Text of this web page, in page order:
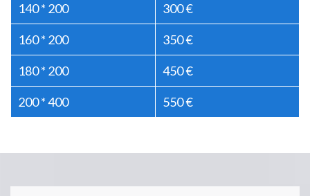
140 * 200 300 €
160 * 200 350 €
180 * 200 450 €
200 * 400 550 €